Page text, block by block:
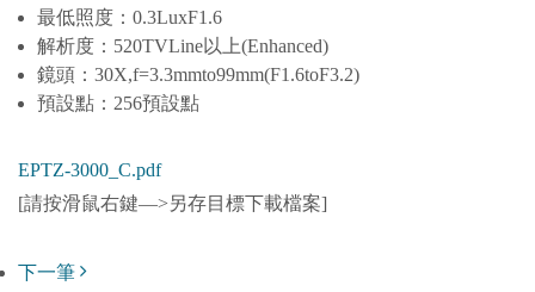
最低照度：0.3LuxF1.6
解析度：520TVLine以上(Enhanced)
鏡頭：30X,f=3.3mmto99mm(F1.6toF3.2)
預設點：256預設點
EPTZ-3000_C.pdf
[請按滑鼠右鍵—>另存目標下載檔案]
下一筆